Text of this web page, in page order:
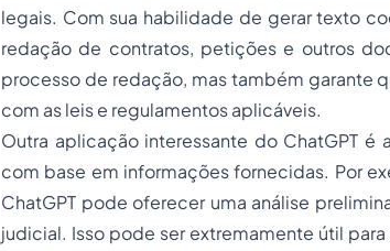
legais. Com sua habilidade de gerar texto
redação de contratos, petições e outros
processo de redação, mas também garante
com as leis e regulamentos aplicáveis.
Outra aplicação interessante do ChatGPT
com base em informações fornecidas. Por
ChatGPT pode oferecer uma análise
judicial. Isso pode ser extremamente útil